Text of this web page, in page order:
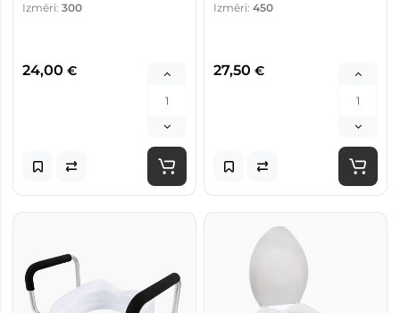
Izmēri: 300
24,00 €
Izmēri: 450
27,50 €